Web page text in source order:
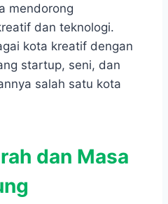
mendorong
dan teknologi.
kota kreatif dengan
startup, seni, dan
salah satu kota
dan Masa